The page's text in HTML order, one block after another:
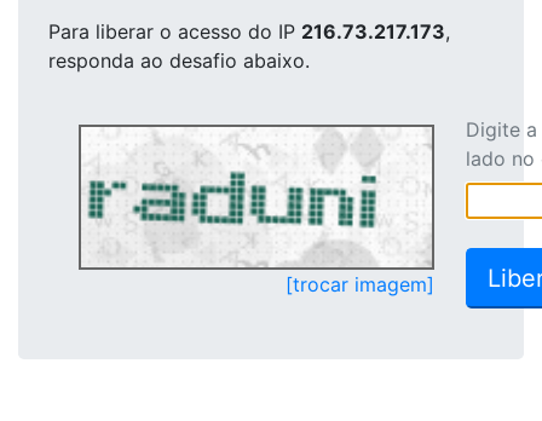
Para liberar o acesso do IP 216.73.217.173,
responda ao desafio abaixo.
[trocar imagem]
Digite
lado no